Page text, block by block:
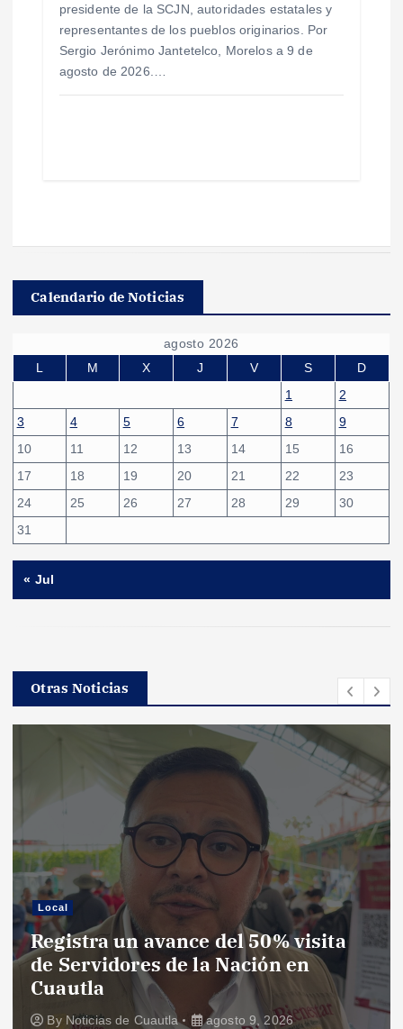
presidente de la SCJN, autoridades estatales y
representantes de los pueblos originarios. Por
Sergio Jerónimo Jantetelco, Morelos a 9 de
agosto de 2026.…
Calendario de Noticias
agosto 2026
L
M X J V S
D
1
2
3
4 5 6 7 8
9
10
11 12 13 14 15
16
17
18 19 20 21 22
23
24
25 26 27 28 29
30
31
« Jul
Otras Noticias
Local
Registra un avance del 50% visita
de Servidores de la Nación en
Cuautla
By Noticias de Cuautla agosto 9, 2026